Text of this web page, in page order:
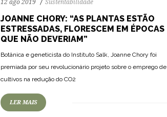
12 ago 2019 Sustentabilidade
JOANNE CHORY: “AS PLANTAS ESTÃO
ESTRESSADAS, FLORESCEM EM ÉPOCAS
QUE NÃO DEVERIAM”
Botânica e geneticista do Instituto Salk, Joanne Chory foi
premiada por seu revolucionário projeto sobre o emprego de
cultivos na redução do CO2
LER MAIS